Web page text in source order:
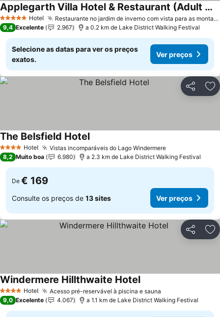
5 Estrelas Hotel Restaurante no jardim de inverno com vista para as montanhas
Applegarth Villa Hotel & Restaurant (Adult Only)
Ver preços
9,4 Excelente 2.967 a 0.2 km de Lake District Walking Festival
Selecione as datas para ver os preços
exatos.
Ver preços
Partilhar
4 EstrelasHotel Vistas incomparáveis do Lago WindermereVer preços
The Belsfield HotelVer preços
8,2 Muito boa 6.980 a 2.3 km de Lake District Walking Festival
De € 169
Consulte os preços de 13 sites Ver preços
Partilhar
4 EstrelasHotel Acesso pré-reservável à piscina e sauna
Windermere Hillthwaite HotelVer preços
9,0 Excelente 4.067 a 1.1 km de Lake District Walking Festival